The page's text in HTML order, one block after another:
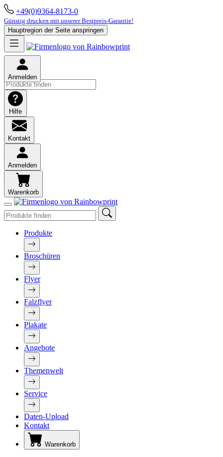
+49(0)9364-8173-0
Günstig drucken mit unserer Bestpreis-Garantie!
Hauptregion der Seite anspringen
Anmelden
Hilfe
Kontakt
Anmelden
Warenkorb
Produkte
Broschüren
Flyer
Falzflyer
Plakate
Angebote
Themenwelt
Service
Daten-Upload
Kontakt
Warenkorb